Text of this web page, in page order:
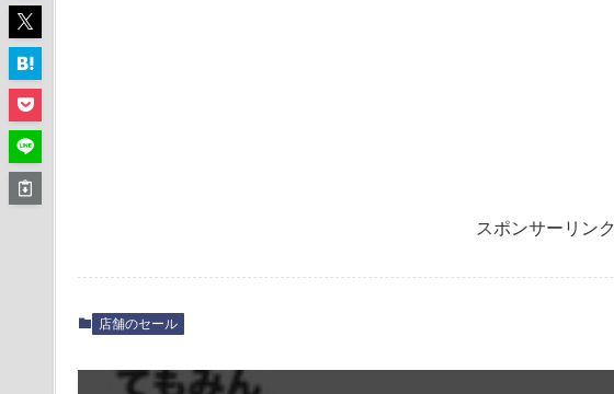
スポンサーリンク
店舗のセール